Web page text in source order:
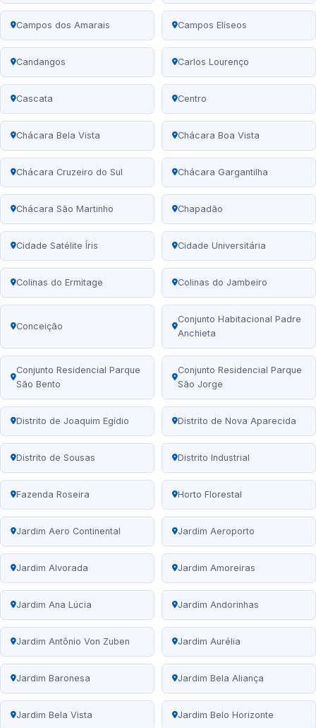
Campos dos Amarais Campos Elíseos
Candangos Carlos Lourenço
Cascata Centro
Chácara Bela Vista Chácara Boa Vista
Chácara Cruzeiro do Sul Chácara Gargantilha
Chácara São Martinho Chapadão
Cidade Satélite Íris Cidade Universitária
Colinas do Ermitage Colinas do Jambeiro
Conceição
Conjunto Habitacional Padre
Anchieta
Conjunto Residencial Parque
São Bento
Conjunto Residencial Parque
São Jorge
Distrito de Joaquim Egídio Distrito de Nova Aparecida
Distrito de Sousas Distrito Industrial
Fazenda Roseira Horto Florestal
Jardim Aero Continental Jardim Aeroporto
Jardim Alvorada Jardim Amoreiras
Jardim Ana Lúcia Jardim Andorinhas
Jardim Antônio Von Zuben Jardim Aurélia
Jardim Baronesa Jardim Bela Aliança
Jardim Bela Vista Jardim Belo Horizonte